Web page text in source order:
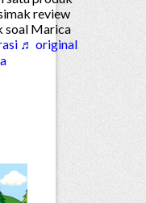
review
soal Marica
♬ original